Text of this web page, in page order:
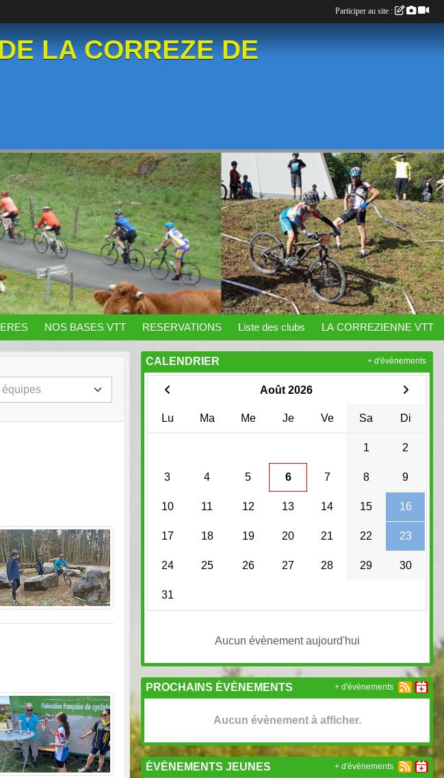
LA CORREZE DE
NOS BASES VTT RESERVATIONS Liste des clubs LA CORREZIENNE VTT
CALENDRIER
Août 2026
Lu Ma Me Je Ve Sa Di
1 2
3 4 5 6 7 8 9
10 11 12 13 14 15 16
17 18 19 20 21 22 23
24 25 26 27 28 29 30
31
Aucun évènement aujourd'hui
+ d'évènements
PROCHAINS ÉVÉNEMENTS
Aucun évènement à afficher.
+ d'évènements
ÉVÈNEMENTS JEUNES + d'évènements
Participer au site :